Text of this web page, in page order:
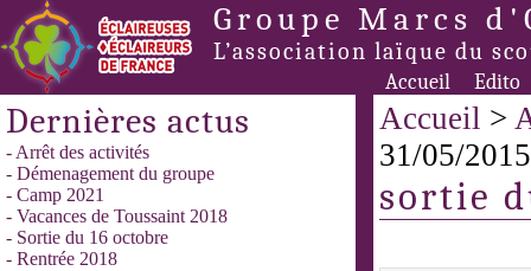
Groupe Marcs
L’association laïque du
Accueil Edito
Dernières actus
- Arrêt des activités
- Démenagement du groupe
- Camp 2021
- Vacances de Toussaint 2018
- Sortie du 16 octobre
- Rentrée 2018
Accueil >
31/05/2015
sortie